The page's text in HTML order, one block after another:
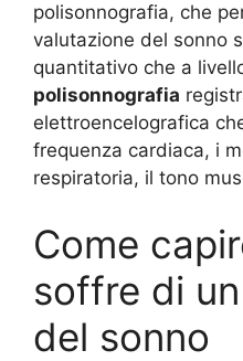
polisonnografia, che
valutazione del sonno
quantitativo che a
polisonnografia
elettroencelografica
frequenza cardiaca, i
respiratoria, il tono
Come
soffre di
del sonno